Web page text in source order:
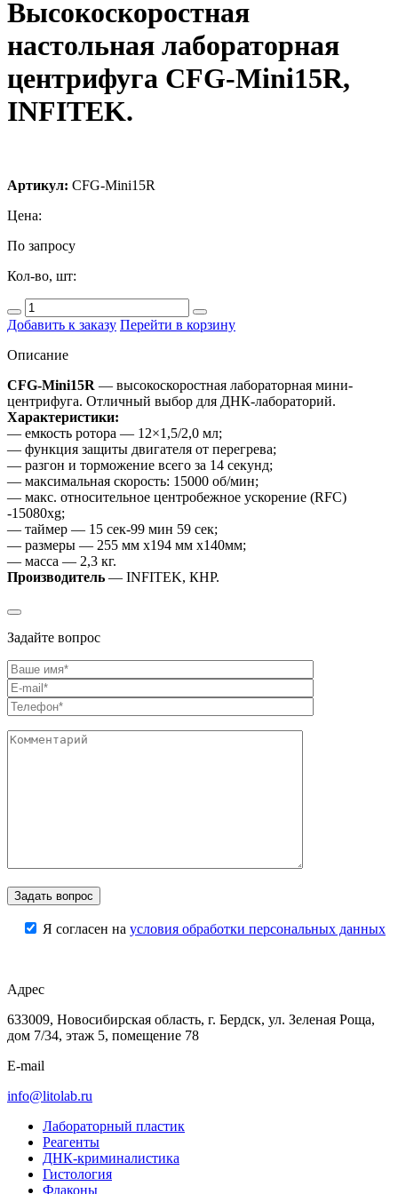
Высокоскоростная
настольная лабораторная
центрифуга CFG-Mini15R,
INFITEK.
Артикул: CFG-Mini15R
Цена:
По запросу
Кол-во, шт:
Добавить к заказу Перейти в корзину
Описание
CFG-Mini15R — высокоскоростная лабораторная мини-
центрифуга. Отличный выбор для ДНК-лабораторий.
Характеристики:
— емкость ротора — 12×1,5/2,0 мл;
— функция защиты двигателя от перегрева;
— разгон и торможение всего за 14 секунд;
— максимальная скорость: 15000 об/мин;
— макс. относительное центробежное ускорение (RFC)
-15080xg;
— таймер — 15 сек-99 мин 59 сек;
— размеры — 255 мм x194 мм x140мм;
— масса — 2,3 кг.
Производитель — INFITEK, КНР.
Задайте вопрос
Я согласен на условия обработки персональных данных
Адрес
633009, Новосибирская область, г. Бердск, ул. Зеленая Роща,
дом 7/34, этаж 5, помещение 78
E-mail
info@litolab.ru
Лабораторный пластик
Реагенты
ДНК-криминалистика
Гистология
Флаконы